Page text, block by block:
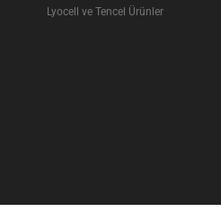
Lyocell ve Tencel Ürünler